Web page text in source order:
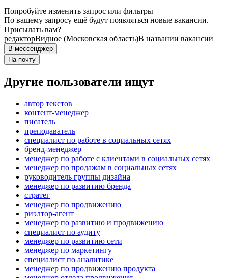
Попробуйте изменить запрос или фильтры
По вашему запросу ещё будут появляться новые вакансии.
Присылать вам?
редакторВидное (Московская область)В названии вакансии
В мессенджер
На почту
Другие пользователи ищут
автор текстов
контент-менеджер
писатель
преподаватель
специалист по работе в социальных сетях
бренд-менеджер
менеджер по работе с клиентами в социальных сетях
менеджер по продажам в социальных сетях
руководитель группы дизайна
менеджер по развитию бренда
стратег
менеджер по продвижению
риэлтор-агент
менеджер по развитию и продвижению
специалист по аудиту
менеджер по развитию сети
менеджер по маркетингу
специалист по аналитике
менеджер по продвижению продукта